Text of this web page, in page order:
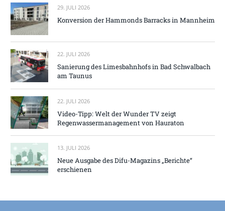
29. JULI 2026
Konversion der Hammonds Barracks in Mannheim
22. JULI 2026
Sanierung des Limesbahnhofs in Bad Schwalbach
am Taunus
22. JULI 2026
Video-Tipp: Welt der Wunder TV zeigt
Regenwassermanagement von Hauraton
13. JULI 2026
Neue Ausgabe des Difu-Magazins „Berichte“
erschienen